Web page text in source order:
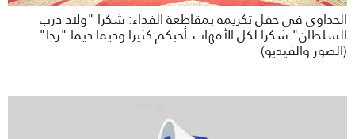
الحداوي في حفل تكريمه بمقاطعة الفداء: شكرا "ولاد درب
السلطان" شكرا لكل الأمهات أحبكم كثيرا وديما ديما "رجا"
(الصور والفيديو)